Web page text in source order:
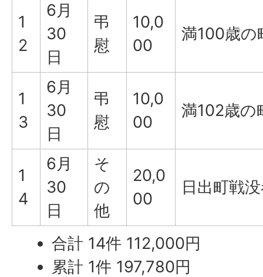
1
2
6月
30
日
弔
慰
10,0
00
満100歳の
1
3
6月
30
日
弔
慰
10,0
00
満102歳の
1
4
6月
30
日
そ
の
他
20,0
00
日出町戦
合計 14件 112,000円
累計 1件 197,780円